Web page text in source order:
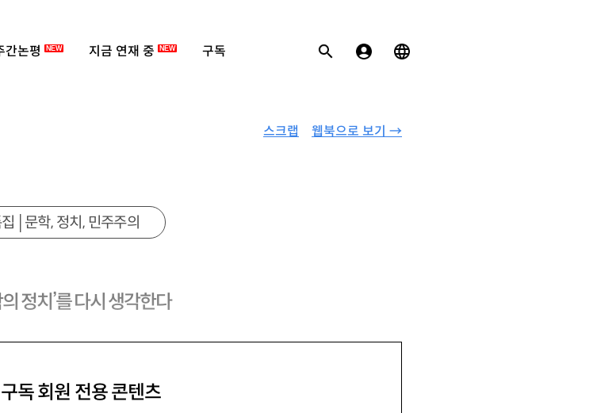
간논평 NEW 지금 연재 중 NEW 구독
웹북으로 보기 →
스크랩
독 회원 전용 콘텐츠
│문학, 정치, 민주주의
의 정치’를 다시 생각한다
개념비평의 인문학』, 역서 『단일한 근대성』 『패니와 애니』(공역),